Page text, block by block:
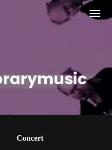
Concert